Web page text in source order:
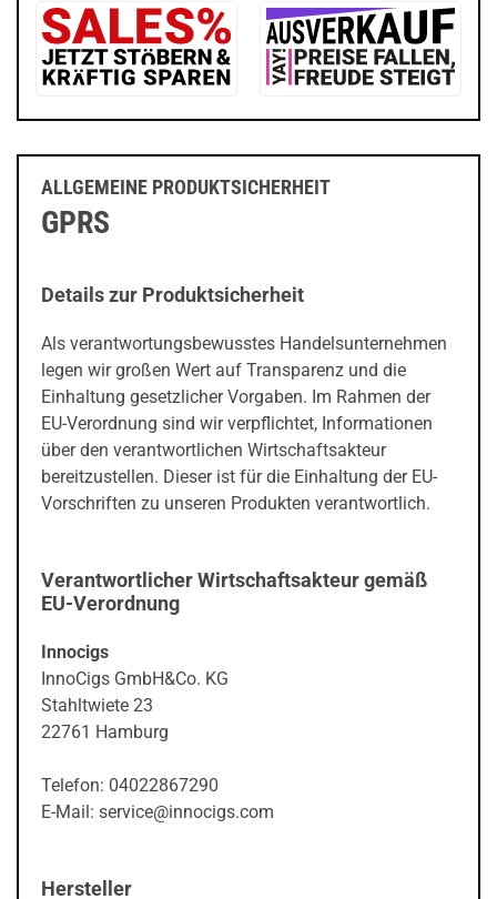
ALLGEMEINE PRODUKTSICHERHEIT
GPRS
Details zur Produktsicherheit
Als verantwortungsbewusstes Handelsunternehmen
legen wir großen Wert auf Transparenz und die
Einhaltung gesetzlicher Vorgaben. Im Rahmen der
EU-Verordnung sind wir verpflichtet, Informationen
über den verantwortlichen Wirtschaftsakteur
bereitzustellen. Dieser ist für die Einhaltung der EU-
Vorschriften zu unseren Produkten verantwortlich.
Verantwortlicher Wirtschaftsakteur gemäß
EU-Verordnung
Innocigs
InnoCigs GmbH&Co. KG
Stahltwiete 23
22761 Hamburg
Telefon: 04022867290
E-Mail: service@innocigs.com
Hersteller